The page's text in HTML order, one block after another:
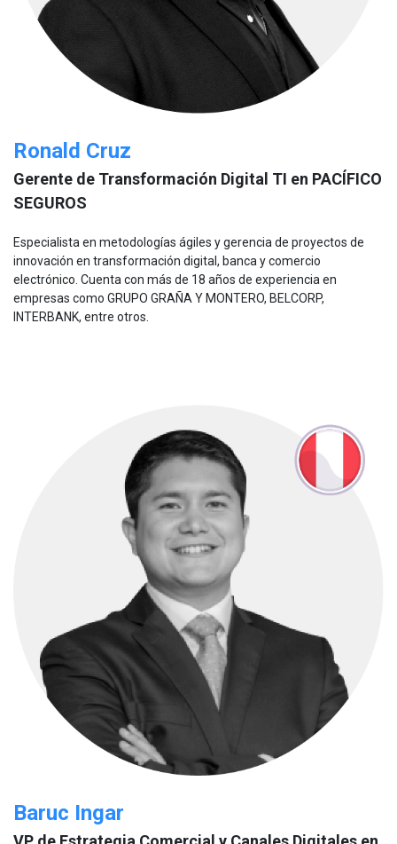
Ronald Cruz
Gerente de Transformación Digital TI en PACÍFICO
SEGUROS
Especialista en metodologías ágiles y gerencia de proyectos de
innovación en transformación digital, banca y comercio
electrónico. Cuenta con más de 18 años de experiencia en
empresas como GRUPO GRAÑA Y MONTERO, BELCORP,
INTERBANK, entre otros.
Baruc Ingar